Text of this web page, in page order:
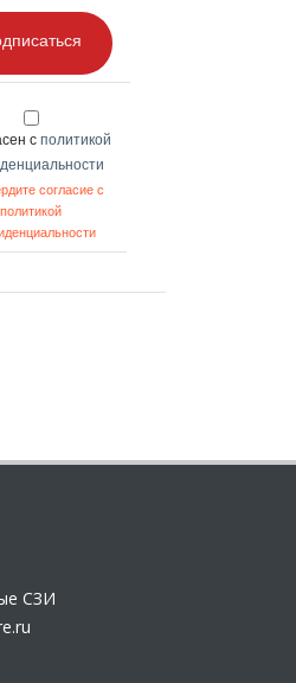
с политикой
согласие с
политикой
СЗИ